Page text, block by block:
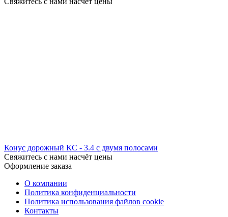
Конус дорожный КС - 3.4 с двумя полосами
Свяжитесь с нами насчёт цены
Оформление заказа
О компании
Политика конфиденциальности
Политика использования файлов cookie
Контакты